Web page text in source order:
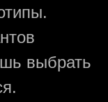
выбрать